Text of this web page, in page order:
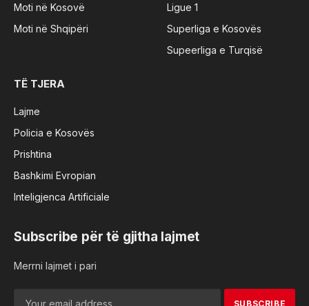
Moti në Kosovë
Moti në Shqipëri
Ligue 1
Superliga e Kosovës
Supeerliga e Turqisë
TË TJERA
Lajme
Policia e Kosovës
Prishtina
Bashkimi Evropian
Inteligjenca Artificiale
Subscribe për të gjitha lajmet
Merrni lajmet i pari